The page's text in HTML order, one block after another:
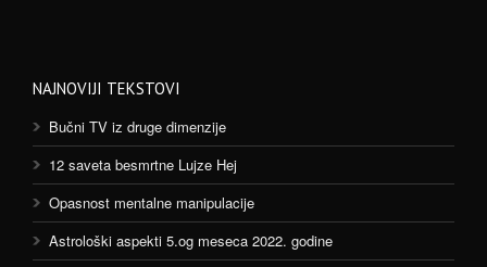
NAJNOVIJI TEKSTOVI
Bučni TV iz druge dimenzije
12 saveta besmrtne Lujze Hej
Opasnost mentalne manipulacije
Astrološki aspekti 5.og meseca 2022. godine